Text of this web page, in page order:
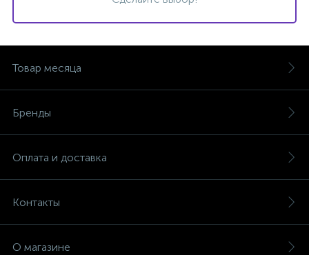
Товар месяца
Бренды
Оплата и доставка
Контакты
О магазине